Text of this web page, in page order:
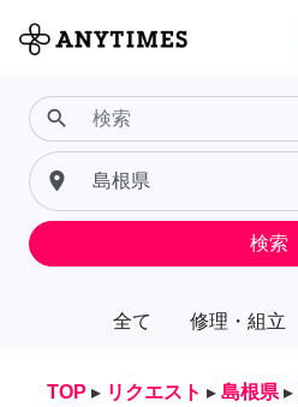
全て 修理・組立
search
place
検索
TOP ▸ リクエスト ▸ 島根県 ▸